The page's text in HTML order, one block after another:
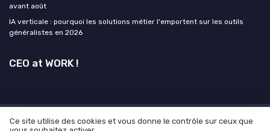
avant août
IA verticale : pourquoi les solutions métier l'emportent sur les outils
généralistes en 2026
CEO at WORK !
Mentions légales Politique de confidentialité
Grande
Ce site utilise des cookies et vous donne le contrôle sur ceux que